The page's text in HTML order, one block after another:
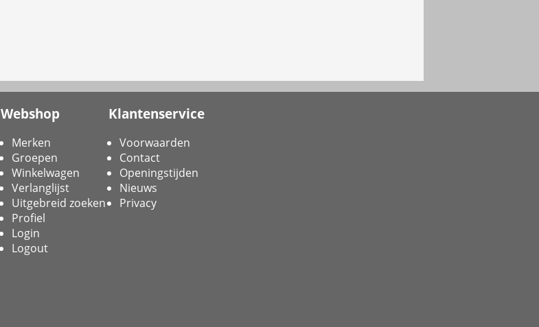
Webshop
Merken
Groepen
Winkelwagen
Verlanglijst
Uitgebreid zoeken
Profiel
Login
Logout
Klantenservice
Voorwaarden
Contact
Openingstijden
Nieuws
Privacy